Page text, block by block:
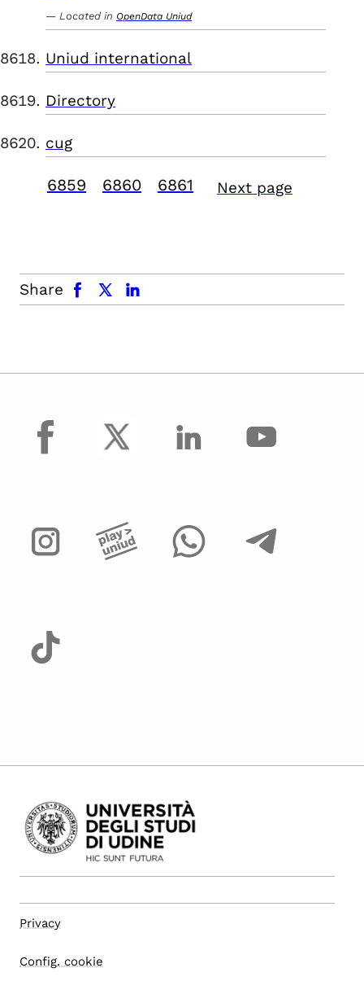
Located in OpenData Uniud
Uniud international
Directory
cug
6859 6860 6861 Next page
Share
facebook x.com linkedin
facebook
Privacy
Config. cookie